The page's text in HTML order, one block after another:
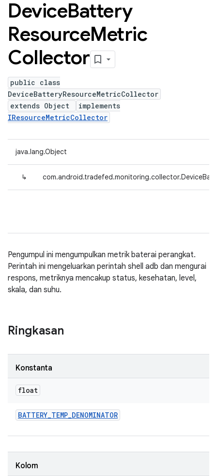
DeviceBattery
ResourceMetric
Collector
public class
DeviceBatteryResourceMetricCollector
extends Object
implements
IResourceMetricCollector
java.lang.Object
↳
Pengumpul ini mengumpulkan metrik baterai perangkat.
Perintah ini mengeluarkan perintah shell adb dan mengurai
respons, metriknya mencakup status, kesehatan, level,
skala, dan suhu.
Ringkasan
Konstanta
float
BATTERY_TEMP_DENOMINATOR
Kolom